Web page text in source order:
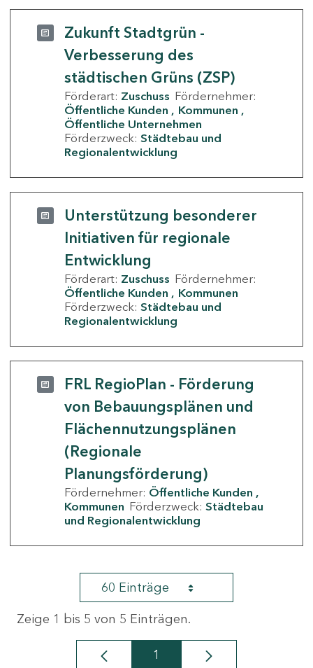
Zukunft Stadtgrün -
Verbesserung des
städtischen Grüns (ZSP)
Förderart: Zuschuss Fördernehmer:
Öffentliche Kunden
Kommunen
Öffentliche Unternehmen
Förderzweck: Städtebau und
Regionalentwicklung
Unterstützung besonderer
Initiativen für regionale
Entwicklung
Förderart: Zuschuss Fördernehmer:
Öffentliche Kunden
Kommunen
Förderzweck: Städtebau und
Regionalentwicklung
FRL RegioPlan - Förderung
von Bebauungsplänen und
Flächennutzungsplänen
(Regionale
Planungsförderung)
Fördernehmer: Öffentliche Kunden
Kommunen Förderzweck: Städtebau
und Regionalentwicklung
60 Einträge
Zeige 1 bis 5 von 5 Einträgen.
Seite
1